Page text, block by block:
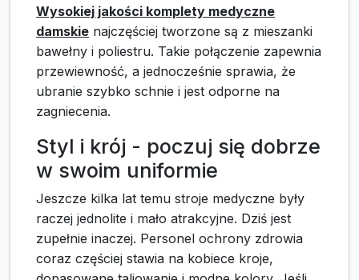
Wysokiej jakości komplety medyczne
damskie najczęściej tworzone są z mieszanki
bawełny i poliestru. Takie połączenie zapewnia
przewiewność, a jednocześnie sprawia, że
ubranie szybko schnie i jest odporne na
zagniecenia.
Styl i krój - poczuj się dobrze
w swoim uniformie
Jeszcze kilka lat temu stroje medyczne były
raczej jednolite i mało atrakcyjne. Dziś jest
zupełnie inaczej. Personel ochrony zdrowia
coraz częściej stawia na kobiece kroje,